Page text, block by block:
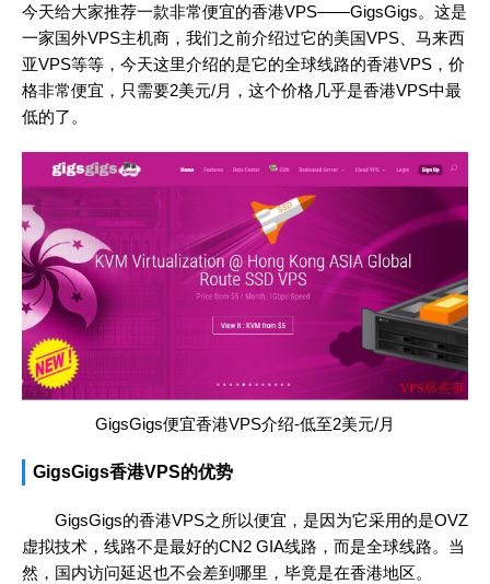
今天给大家推荐一款非常便宜的香港VPS——GigsGigs。这是
一家国外VPS主机商，我们之前介绍过它的美国VPS、马来西
亚VPS等等，今天这里介绍的是它的全球线路的香港VPS，价
格非常便宜，只需要2美元/月，这个价格几乎是香港VPS中最
低的了。
GigsGigs便宜香港VPS介绍-低至2美元/月
GigsGigs香港VPS的优势
GigsGigs的香港VPS之所以便宜，是因为它采用的是OVZ
虚拟技术，线路不是最好的CN2 GIA线路，而是全球线路。当
然，国内访问延迟也不会差到哪里，毕竟是在香港地区。